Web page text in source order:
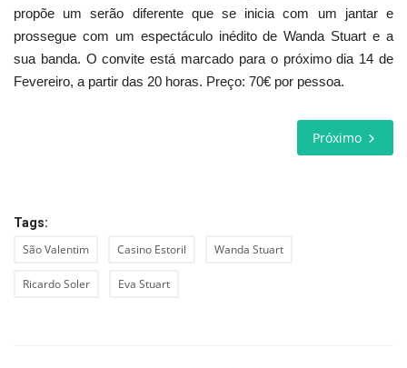
propõe um serão diferente que se inicia com um jantar e
prossegue com um espectáculo inédito de Wanda Stuart e a
sua banda. O convite está marcado para o próximo dia 14 de
Fevereiro, a partir das 20 horas. Preço: 70€ por pessoa.
Próximo
Tags:
São Valentim Casino Estoril Wanda Stuart
Ricardo Soler Eva Stuart